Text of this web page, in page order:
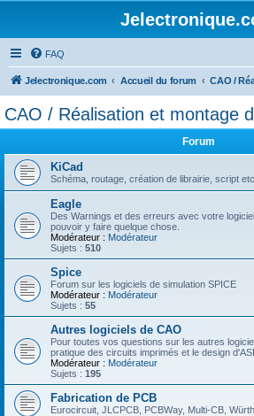
FAQ
Jelectronique.com Accueil du forum
CAO / Réalisation et montage
Forum
KiCad
Schéma, routage, création de librairie, script etc
Eagle
Des Warnings et des erreurs avec votre
pouvoir y faire quelque chose.
Modérateur : Modérateur
Sujets : 510
Spice
Forum sur les logiciels de simulation SPICE
Modérateur : Modérateur
Sujets : 55
Autres logiciels de CAO
Pour toutes vos questions sur les autres
pratique des circuits imprimés et le design
Modérateur : Modérateur
Sujets : 195
Fabrication de PCB
Eurocircuit, JLCPCB, PCBWay, Multi-CB,